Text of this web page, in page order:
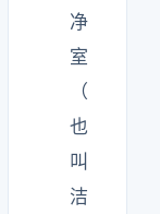
净
室
（
也
叫
洁